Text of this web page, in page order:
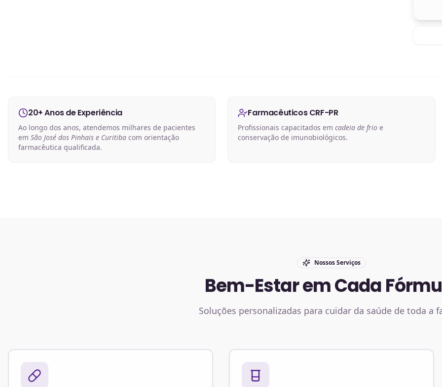
20+ Anos de Experiência
Ao longo dos anos, atendemos milhares de pacientes
em São José dos Pinhais e Curitiba com orientação
farmacêutica qualificada.
Farmacêuticos CRF-PR
Profissionais capacitados emcadeia de frio e
conservação de imunobiológicos.
Nossos Serviços
Bem-Estar em Cada
Soluções personalizadas para cuidar da saúde de toda a